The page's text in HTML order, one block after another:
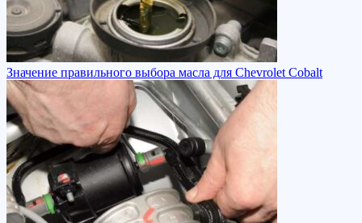
Значение правильного выбора масла для Chevrolet Cobalt